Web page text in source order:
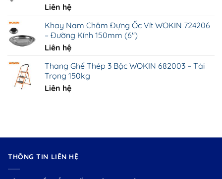
Liên hệ
Khay Nam Châm Đựng Ốc Vít WOKIN 724206
– Đường Kính 150mm (6")
Liên hệ
Thang Ghế Thép 3 Bậc WOKIN 682003 – Tải
Trọng 150kg
Liên hệ
THÔNG TIN LIÊN HỆ